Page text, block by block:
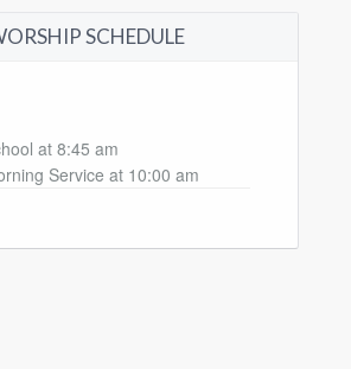
SCHEDULE
at 8:45 am
Service at 10:00 am